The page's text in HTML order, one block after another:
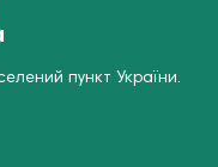
пункт України.